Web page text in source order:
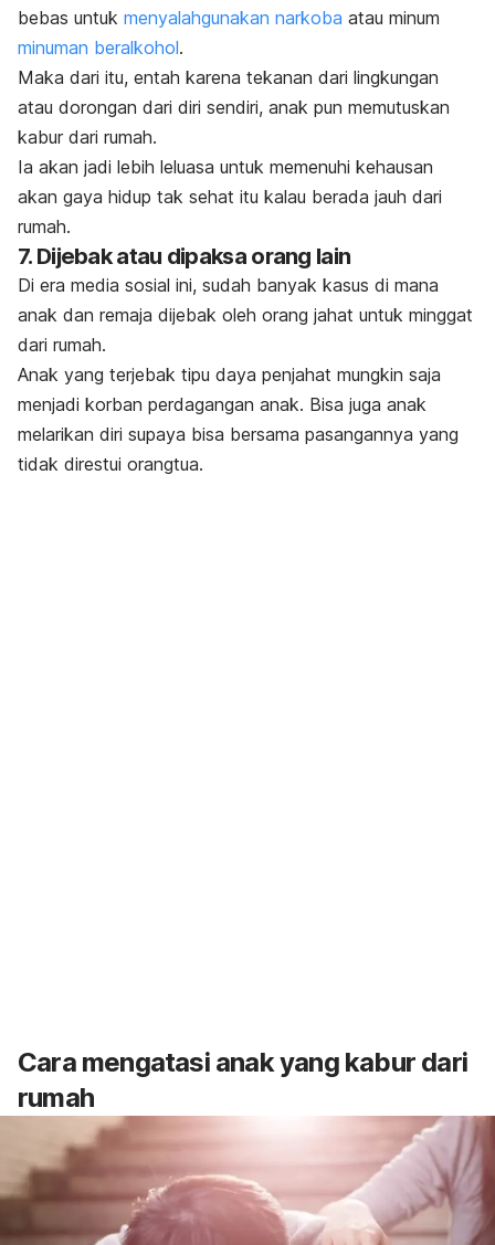
bebas untuk menyalahgunakan narkoba atau minum
minuman beralkohol.
Maka dari itu, entah karena tekanan dari lingkungan
atau dorongan dari diri sendiri, anak pun memutuskan
kabur dari rumah.
Ia akan jadi lebih leluasa untuk memenuhi kehausan
akan gaya hidup tak sehat itu kalau berada jauh dari
rumah.
7. Dijebak atau dipaksa orang lain
Di era media sosial ini, sudah banyak kasus di mana
anak dan remaja dijebak oleh orang jahat untuk minggat
dari rumah.
Anak yang terjebak tipu daya penjahat mungkin saja
menjadi korban perdagangan anak. Bisa juga anak
melarikan diri supaya bisa bersama pasangannya yang
tidak direstui orangtua.
Cara mengatasi anak yang kabur dari
rumah